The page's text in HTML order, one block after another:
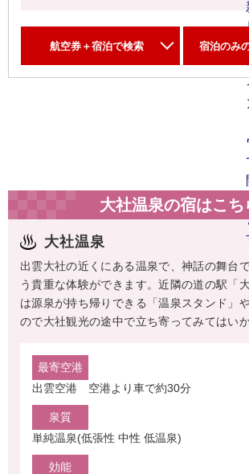
航空券＋宿泊で検索 宿泊のみ
大社温泉の宿はこち
大社温泉
出雲大社の近くにある温泉で、神話の舞台
う貴重な体験ができます。近隣の道の駅「
は源泉が持ち帰りできる「温泉スタンド」
ので大社観光の途中で立ち寄ってみてはい
最寄空港
出雲空港 空港より車で約30分
泉質
単純温泉(低張性 中性 低温泉)
効能